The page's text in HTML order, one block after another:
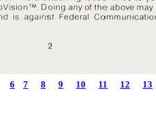
6 7 8 9 10 11 12 13